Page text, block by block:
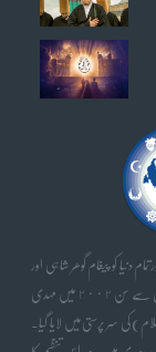
کو پیغام گوھر شاہی اور
فیض گوھر شاہی اور پہچان امام مہدی علیہ السلام سے سرفراز کرنے کی غرض سے سن ٢٠٠٢ میں مہدی
کی سر پرستی میں لایا گیا۔